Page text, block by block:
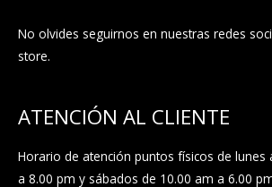
No olvides seguirnos en nuestras redes
store.
ATENCIÓN AL CLIENTE
Horario de atención puntos físicos de lunes
a 8.00 pm y sábados de 10.00 am a 6.00